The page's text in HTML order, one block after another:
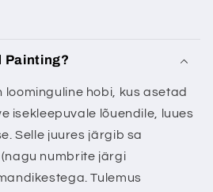
Painting?
loominguline hobi, kus asetad
isekleepuvale lõuendile, luues
Selle juures järgib sa
numbrite järgi
Tulemus